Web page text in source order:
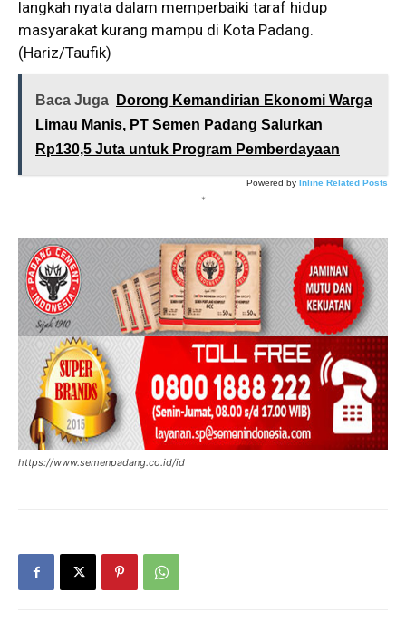
langkah nyata dalam memperbaiki taraf hidup
masyarakat kurang mampu di Kota Padang.
(Hariz/Taufik)
Baca Juga
Dorong Kemandirian Ekonomi Warga
Limau Manis, PT Semen Padang Salurkan
Rp130,5 Juta untuk Program Pemberdayaan
Powered by Inline Related Posts
*
https://www.semenpadang.co.id/id